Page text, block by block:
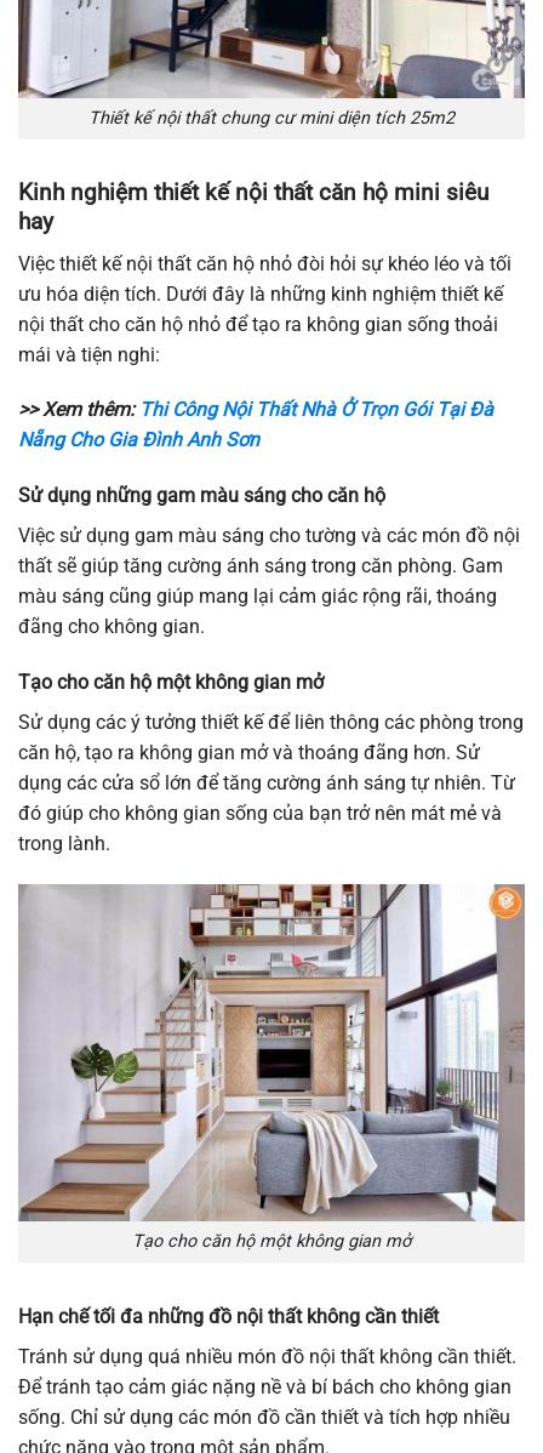
Thiết kế nội thất chung cư mini diện tích 25m2
Kinh nghiệm thiết kế nội thất căn hộ mini siêu
hay
Việc thiết kế nội thất căn hộ nhỏ đòi hỏi sự khéo léo và tối
ưu hóa diện tích. Dưới đây là những kinh nghiệm thiết kế
nội thất cho căn hộ nhỏ để tạo ra không gian sống thoải
mái và tiện nghi:
>> Xem thêm: Thi Công Nội Thất Nhà Ở Trọn Gói Tại Đà
Nẵng Cho Gia Đình Anh Sơn
Sử dụng những gam màu sáng cho căn hộ
Việc sử dụng gam màu sáng cho tường và các món đồ nội
thất sẽ giúp tăng cường ánh sáng trong căn phòng. Gam
màu sáng cũng giúp mang lại cảm giác rộng rãi, thoáng
đãng cho không gian.
Tạo cho căn hộ một không gian mở
Sử dụng các ý tưởng thiết kế để liên thông các phòng trong
căn hộ, tạo ra không gian mở và thoáng đãng hơn. Sử
dụng các cửa sổ lớn để tăng cường ánh sáng tự nhiên. Từ
đó giúp cho không gian sống của bạn trở nên mát mẻ và
trong lành.
Tạo cho căn hộ một không gian mở
Hạn chế tối đa những đồ nội thất không cần thiết
Tránh sử dụng quá nhiều món đồ nội thất không cần thiết.
Để tránh tạo cảm giác nặng nề và bí bách cho không gian
sống. Chỉ sử dụng các món đồ cần thiết và tích hợp nhiều
chức năng vào trong một sản phẩm.